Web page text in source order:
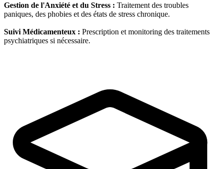
Gestion de l'Anxiété et du Stress : Traitement des troubles
paniques, des phobies et des états de stress chronique.
Suivi Médicamenteux : Prescription et monitoring des traitements
psychiatriques si nécessaire.